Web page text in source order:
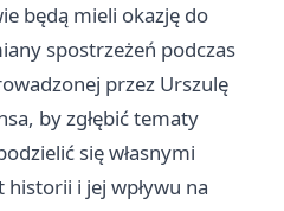
będą mieli okazję do
spostrzeżeń podczas
przez Urszulę
by zgłębić tematy
się własnymi
i jej wpływu na